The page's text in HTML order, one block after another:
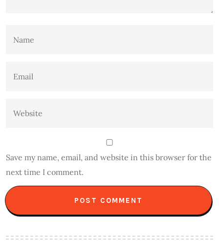
Save my name, email, and website in this browser for the
next time I comment.